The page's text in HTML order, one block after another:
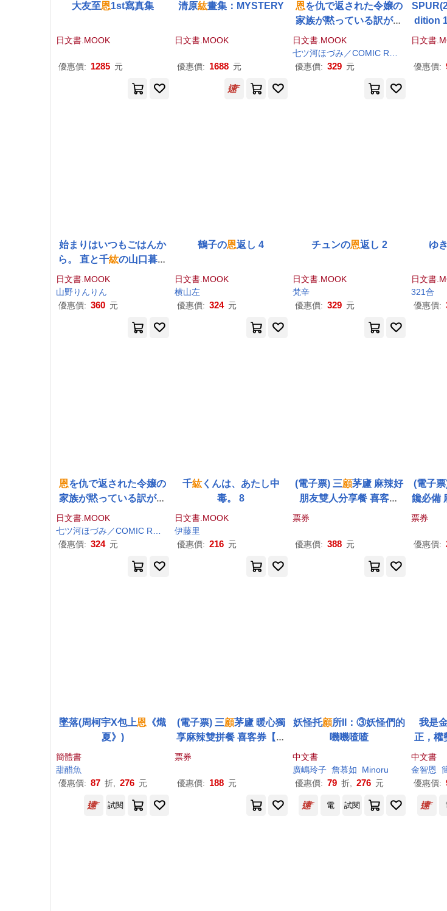
大友至恩1st寫真集
日文書.MOOK
優惠價: 1285 元
清原紘畫集：MYSTERY
日文書.MOOK
優惠價: 1688 元
恩を仇で返された令嬢の
家族が黙っている訳がな
い 4
日文書.MOOK
優惠價: 329 元
dition
日文書
優惠價:
始まりはいつもごはんか
ら。 直と千紘の山口暮ら
し
日文書.MOOK
山野りんりん
優惠價: 360 元
鶴子の恩返し 4
日文書.MOOK
横山左
優惠價: 324 元
チュンの恩返し 2
日文書.MOOK
梵辛
優惠價: 329 元
ゆ
日文書
321合
優惠價:
恩を仇で返された令嬢の
家族が黙っている訳がな
い 1
日文書.MOOK
優惠價: 324 元
千紘くんは、あたし中
毒。 8
日文書.MOOK
伊藤里
優惠價: 216 元
(電子票) 三顧茅廬 麻辣好
朋友雙人分享餐 喜客券
票券
優惠價: 388 元
(電子票
饞必備
票券
優惠價:
墜落(周柯宇X包上恩 《熾
夏》)
簡體書
甜醋魚
優惠價: 87 折, 276 元
(電子票) 三顧茅廬 暖心獨
享麻辣雙拼餐 喜客券【受
票券
優惠價: 188 元
妖怪托顧所II：③妖怪們的
嘰嘰喳喳
中文書
廣嶋玲子 詹慕如
Minoru
優惠價: 79 折, 276 元
我是
正，權
中文書
金智恩
優惠價:
試閱 電 試閱